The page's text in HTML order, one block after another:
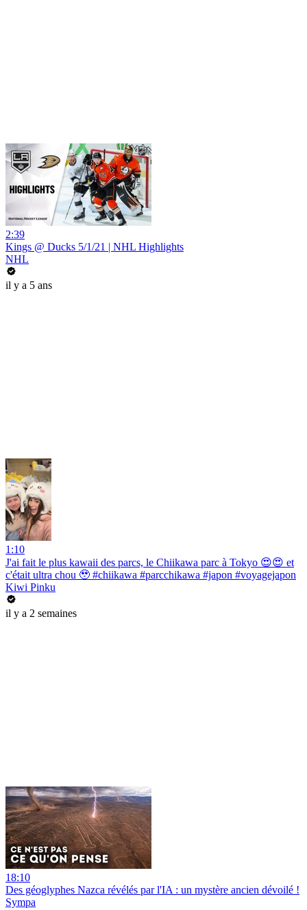
2:39
Kings @ Ducks 5/1/21 | NHL Highlights
NHL
il y a 5 ans
1:10
J'ai fait le plus kawaii des parcs, le Chiikawa parc à Tokyo 😍😍 et
c'était ultra chou 🥹 #chiikawa #parcchikawa #japon #voyagejapon
Kiwi Pinku
il y a 2 semaines
18:10
Des géoglyphes Nazca révélés par l'IA : un mystère ancien dévoilé !
Sympa